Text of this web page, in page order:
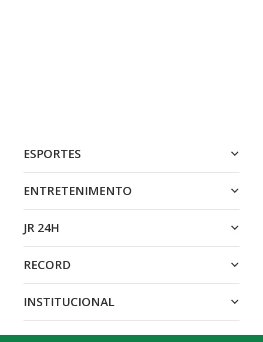
ESPORTES
ENTRETENIMENTO
JR 24H
RECORD
INSTITUCIONAL